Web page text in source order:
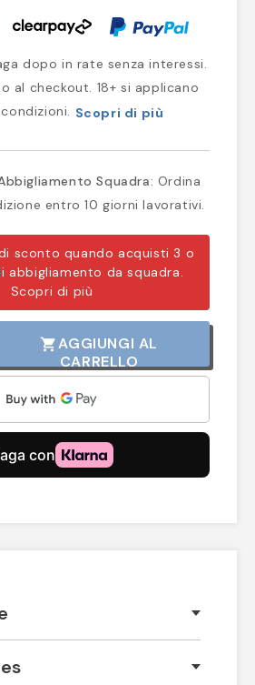
dopo in rate senza interessi.
al checkout. 18+ si applicano
Scopri di più
Squadra: Ordina
entro 10 giorni lavorativi.
sconto quando acquisti 3 o
abbigliamento da squadra.
Scopri di più
shopping_cartAGGIUNGI AL
CARRELLO